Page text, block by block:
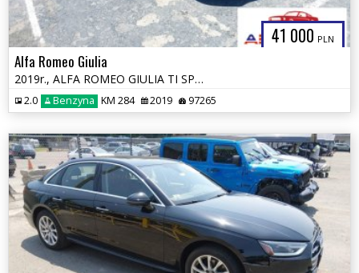
41 000 PLN
Alfa Romeo Giulia
2019r., ALFA ROMEO GIULIA TI SPORT AWD, 2L, od ubezpieczalni
2.0 Benzyna KM 284 2019 97265